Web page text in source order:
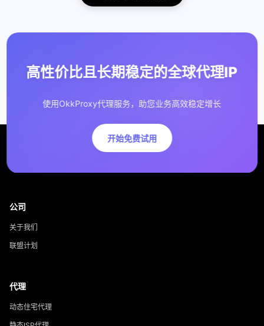
高性价比且长期稳定的全球代理IP
使用OkkProxy代理服务，助您业务高效稳定增长
开始免费试用
公司
关于我们
联盟计划
代理
动态住宅代理